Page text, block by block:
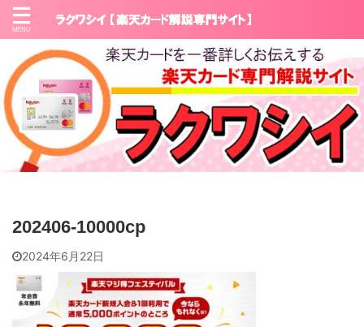
202406-10000cp
2024年6月22日